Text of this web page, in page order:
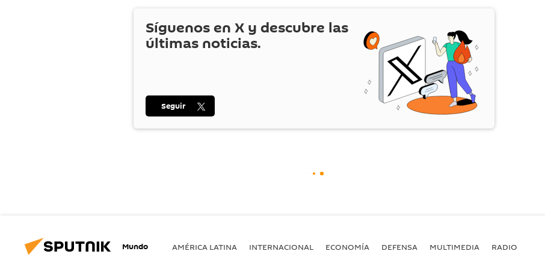
Síguenos en X y descubre las
últimas noticias.
Seguir
Mundo AMÉRICA LATINA INTERNACIONAL ECONOMÍA DEFENSA MULTIMEDIA RADIO